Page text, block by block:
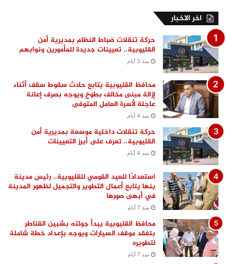
اخر الاخبار
حركة تنقلات ضباط النظام بمديرية أمن
القليوبية.. تعيينات جديدة للمأمورين ونوابهم
منذ 3 أيام
محافظ القليوبية يتابع حادث سقوط سقف أثناء
إزالة مبنى مخالف بطوخ ويوجه بصرف إعانة
عاجلة لأسرة العامل المتوفى
منذ 4 أيام
حركة تنقلات داخلية موسعة بمديرية أمن
القليوبية.. تعرف على أبرز التعيينات
منذ 4 أيام
استعدادًا للعيد القومي للقليوبية.. رئيس مدينة
بنها يتابع أعمال التطوير والتجميل لظهور المدينة
في أبهى صورها
منذ 7 أيام
محافظ القليوبية يبدأ جولته بشبين القناطر
بتفقد موقف السيارات ويوجه بإعداد خطة شاملة
لتطويره
منذ 7 أيام